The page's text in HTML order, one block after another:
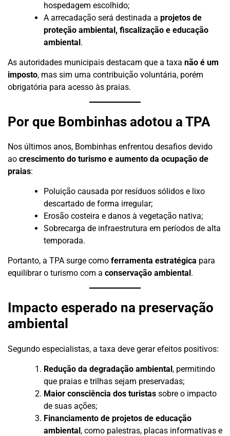
hospedagem escolhido;
A arrecadação será destinada a projetos de
proteção ambiental, fiscalização e educação
ambiental .
As autoridades municipais destacam que a taxa não é um
imposto, mas sim uma contribuição voluntária, porém
obrigatória para acesso às praias.
Por que Bombinhas adotou a TPA
Nos últimos anos, Bombinhas enfrentou desafios devido
ao crescimento do turismo e aumento da ocupação de
praias:
Poluição causada por resíduos sólidos e lixo
descartado de forma irregular;
Erosão costeira e danos à vegetação nativa;
Sobrecarga de infraestrutura em períodos de alta
temporada.
Portanto, a TPA surge como ferramenta estratégica para
equilibrar o turismo com a conservação ambiental .
Impacto esperado na preservação
ambiental
Segundo especialistas, a taxa deve gerar efeitos positivos:
Redução da degradação ambiental, permitindo
que praias e trilhas sejam preservadas;
Maior consciência dos turistas sobre o impacto
de suas ações;
Financiamento de projetos de educação
ambiental, como palestras, placas informativas e